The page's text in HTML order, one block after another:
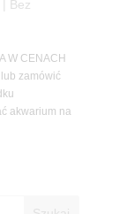
| Bez
CENACH
zamówić
akwarium na